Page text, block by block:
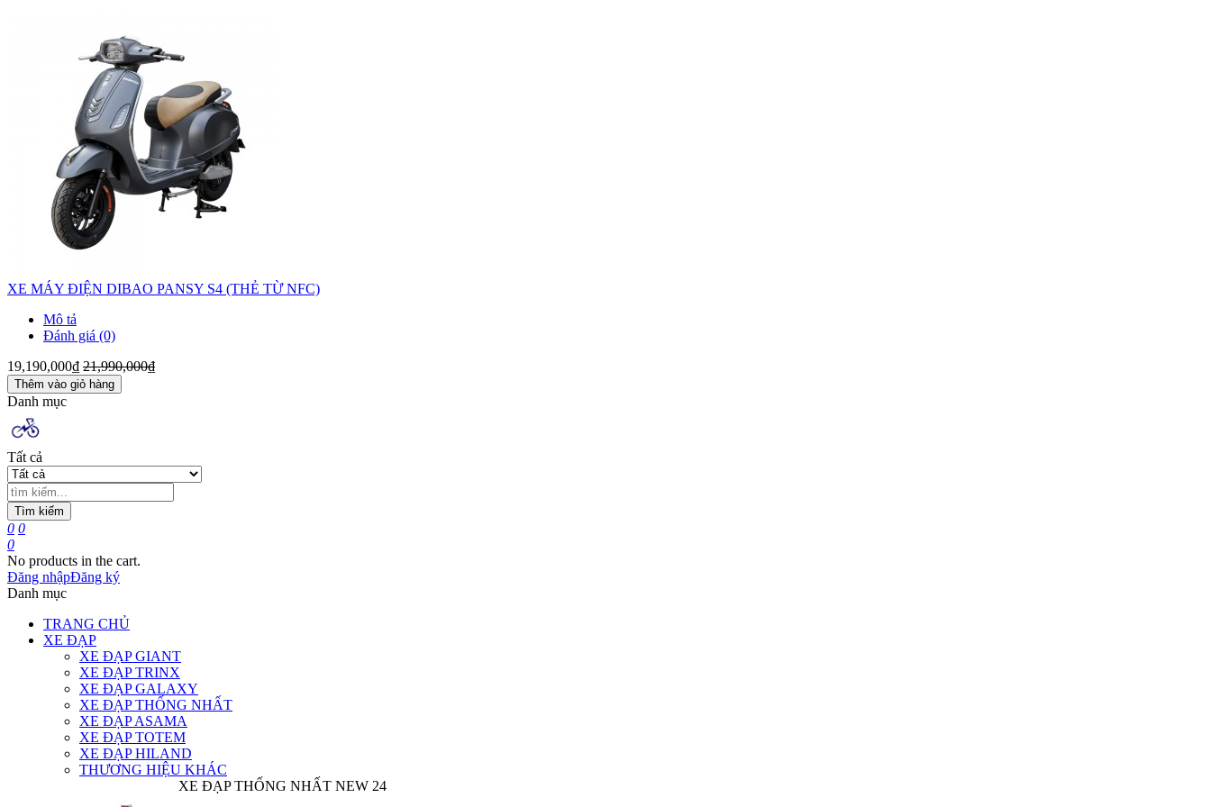
XE MÁY ĐIỆN DIBAO PANSY S4 (THẺ TỪ NFC)
Mô tả
Đánh giá (0)
19,190,000₫ 21,990,000₫
Thêm vào giỏ hàng
Danh mục
Tất cả
Tìm kiếm
0 0
0
No products in the cart.
Đăng nhậpĐăng ký
Danh mục
TRANG CHỦ
XE ĐẠP
XE ĐẠP GIANT
XE ĐẠP TRINX
XE ĐẠP GALAXY
XE ĐẠP THỐNG NHẤT
XE ĐẠP ASAMA
XE ĐẠP TOTEM
XE ĐẠP HILAND
THƯƠNG HIỆU KHÁC
XE ĐẠP THỐNG NHẤT NEW 24